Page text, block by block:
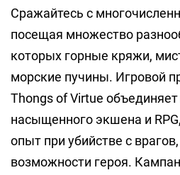
Сражайтесь с
посещая множество
которых горные кряжи,
морские пучины. Игровой
Thongs of Virtue
насыщенного экшена и
опыт при убийстве с
возможности героя.